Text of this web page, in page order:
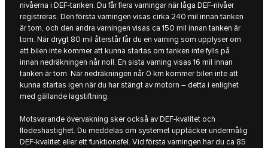
nivåerna i DEF-tanken. Du får flera varningar när låga DEF-nivåer
registreras. Den första varningen visas cirka 240 mil innan tanken
är tom, och den andra varningen visas ca 150 mil innan tanken är
tom. När drygt 80 mil återstår får du en varning som upplyser om
att bilen inte kommer att kunna startas om tanken inte fylls på
innan nedräkningen når noll. En sista varning visas 16 mil innan
tanken är tom. När nedräkningen når 0 km kommer bilen inte att
kunna startas igen när du har stängt av motorn – detta i enlighet
med gällande lagstiftning.
Motsvarande övervakning sker också av DEF-kvalitet och
flödeshastighet. Du meddelas om systemet upptäcker undermålig
DEF-kvalitet eller ett funktionsfel. Vid första varningen har du ca 85